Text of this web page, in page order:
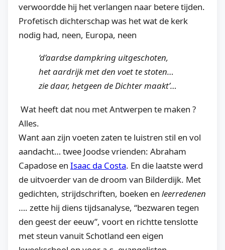
verwoordde hij het verlangen naar betere tijden.
Profetisch dichterschap was het wat de kerk
nodig had, neen, Europa, neen
‘d’aardse dampkring uitgeschoten,
het aardrijk met den voet te stoten…
zie daar, hetgeen de Dichter maakt’…
Wat heeft dat nou met Antwerpen te maken ?
Alles.
Want aan zijn voeten zaten te luistren stil en vol
aandacht… twee Joodse vrienden: Abraham
Capadose en Isaac da Costa. En die laatste werd
de uitvoerder van de droom van Bilderdijk. Met
gedichten, strijdschriften, boeken en leerredenen
…. zette hij diens tijdsanalyse, “bezwaren tegen
den geest der eeuw”, voort en richtte tenslotte
met steun vanuit Schotland een eigen